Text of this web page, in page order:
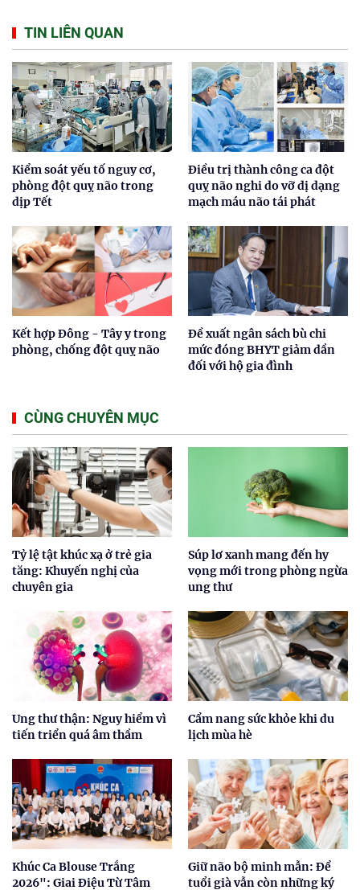
TIN LIÊN QUAN
Kiểm soát yếu tố nguy cơ,
phòng đột quỵ não trong
dịp Tết
Điều trị thành công ca đột
quỵ não nghi do vỡ dị dạng
mạch máu não tái phát
Kết hợp Đông - Tây y trong
phòng, chống đột quỵ não
Đề xuất ngân sách bù chi
mức đóng BHYT giảm dần
đối với hộ gia đình
CÙNG CHUYÊN MỤC
Tỷ lệ tật khúc xạ ở trẻ gia
tăng: Khuyến nghị của
chuyên gia
Súp lơ xanh mang đến hy
vọng mới trong phòng ngừa
ung thư
Ung thư thận: Nguy hiểm vì
tiến triển quá âm thầm
Cẩm nang sức khỏe khi du
lịch mùa hè
Khúc Ca Blouse Trắng
2026": Giai Điệu Từ Tâm
Giữ não bộ minh mẫn: Để
tuổi già vẫn còn những ký